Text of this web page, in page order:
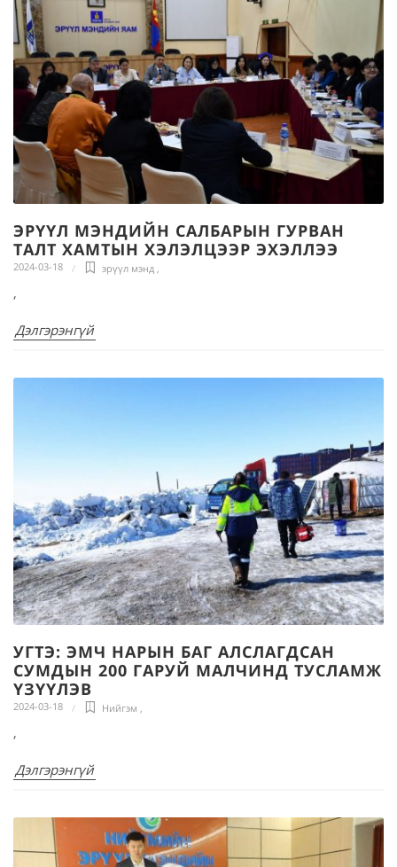
ЭРҮҮЛ МЭНДИЙН САЛБАРЫН ГУРВАН
ТАЛТ ХАМТЫН ХЭЛЭЛЦЭЭР ЭХЭЛЛЭЭ
2024-03-18 эрүүл мэнд ,
,
Дэлгэрэнгүй
УГТЭ: ЭМЧ НАРЫН БАГ АЛСЛАГДСАН
СУМДЫН 200 ГАРУЙ МАЛЧИНД ТУСЛАМЖ
ҮЗҮҮЛЭВ
2024-03-18 Нийгэм ,
,
Дэлгэрэнгүй